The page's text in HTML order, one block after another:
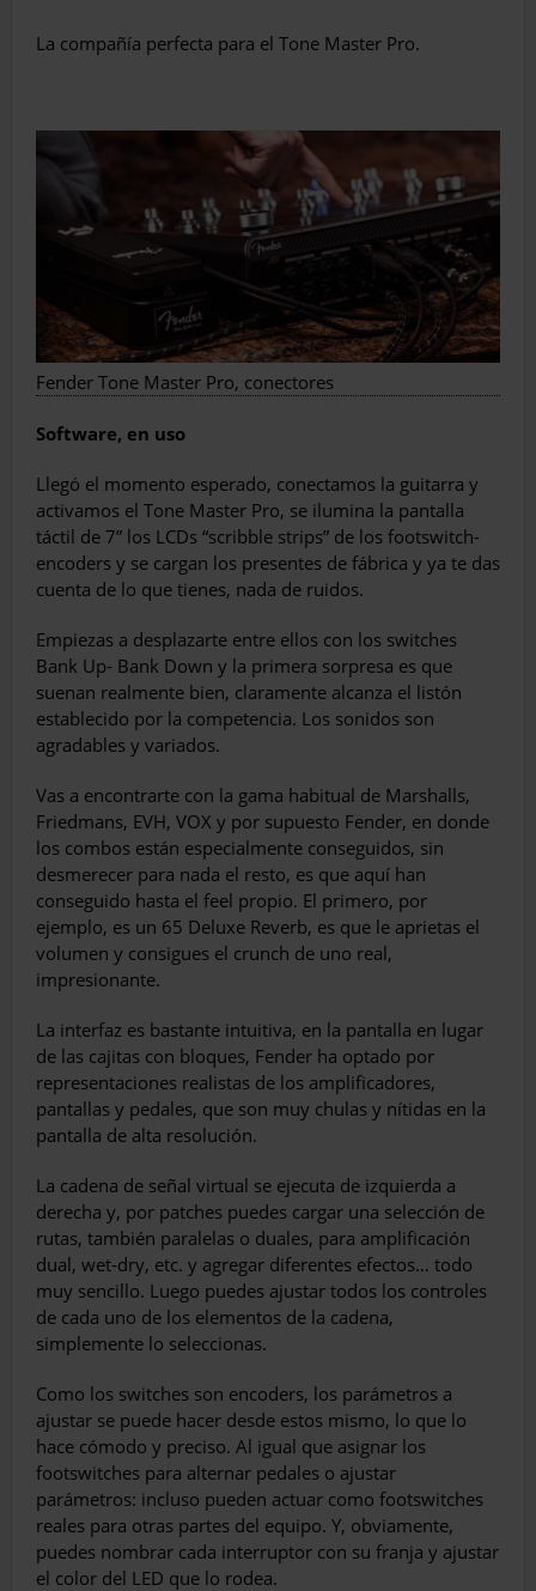
La compañía perfecta para el Tone Master Pro.
Fender Tone Master Pro, conectores
Software, en uso
Llegó el momento esperado, conectamos la guitarra y
activamos el Tone Master Pro, se ilumina la pantalla
táctil de 7” los LCDs “scribble strips” de los footswitch-
encoders y se cargan los presentes de fábrica y ya te das
cuenta de lo que tienes, nada de ruidos.
Empiezas a desplazarte entre ellos con los switches
Bank Up- Bank Down y la primera sorpresa es que
suenan realmente bien, claramente alcanza el listón
establecido por la competencia. Los sonidos son
agradables y variados.
Vas a encontrarte con la gama habitual de Marshalls,
Friedmans, EVH, VOX y por supuesto Fender, en donde
los combos están especialmente conseguidos, sin
desmerecer para nada el resto, es que aquí han
conseguido hasta el feel propio. El primero, por
ejemplo, es un 65 Deluxe Reverb, es que le aprietas el
volumen y consigues el crunch de uno real,
impresionante.
La interfaz es bastante intuitiva, en la pantalla en lugar
de las cajitas con bloques, Fender ha optado por
representaciones realistas de los amplificadores,
pantallas y pedales, que son muy chulas y nítidas en la
pantalla de alta resolución.
La cadena de señal virtual se ejecuta de izquierda a
derecha y, por patches puedes cargar una selección de
rutas, también paralelas o duales, para amplificación
dual, wet-dry, etc. y agregar diferentes efectos… todo
muy sencillo. Luego puedes ajustar todos los controles
de cada uno de los elementos de la cadena,
simplemente lo seleccionas.
Como los switches son encoders, los parámetros a
ajustar se puede hacer desde estos mismo, lo que lo
hace cómodo y preciso. Al igual que asignar los
footswitches para alternar pedales o ajustar
parámetros: incluso pueden actuar como footswitches
reales para otras partes del equipo. Y, obviamente,
puedes nombrar cada interruptor con su franja y ajustar
el color del LED que lo rodea.